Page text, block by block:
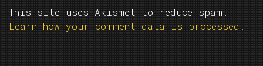
This site uses Akismet to reduce spam.
Learn how your comment data is processed.